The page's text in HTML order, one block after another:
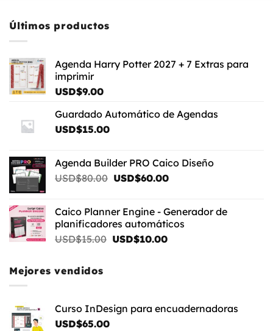
Últimos productos
Agenda Harry Potter 2027 + 7 Extras para
imprimir
USD$9.00
Guardado Automático de Agendas
USD$15.00
Agenda Builder PRO Caico Diseño
USD$80.00 El
era:
USD$80.00.
USD$60.00El
es:
USD$60.00.
Caico Planner Engine - Generador de
planificadores automáticos
USD$15.00 El
USD$10.00El
Mejores vendidos
Curso InDesign para encuadernadoras
USD$65.00